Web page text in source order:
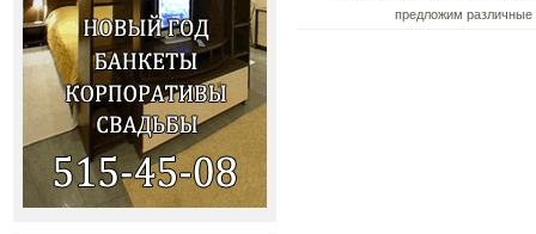
предложим различные